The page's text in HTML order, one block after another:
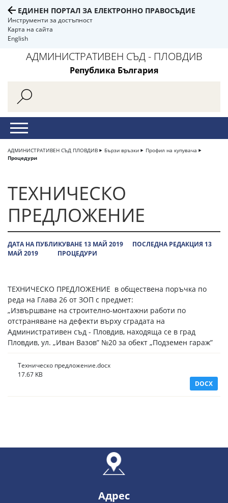
ЕДИНЕН ПОРТАЛ ЗА ЕЛЕКТРОННО ПРАВОСЪДИЕ
Инструменти за достъпност
Карта на сайта
English
АДМИНИСТРАТИВЕН СЪД - ПЛОВДИВ
Република България
АДМИНИСТРАТИВЕН СЪД ПЛОВДИВ Бързи връзки
Профил на купувача
Процедури
ТЕХНИЧЕСКО
ПРЕДЛОЖЕНИЕ
ДАТА НА ПУБЛИКУВАНЕ 13 МАЙ 2019
ПОСЛЕДНА РЕДАКЦИЯ 13
МАЙ 2019
ПРОЦЕДУРИ
ТЕХНИЧЕСКО ПРЕДЛОЖЕНИЕ в обществена поръчка по
реда на Глава 26 от ЗОП с предмет:
„Извършване на строително-монтажни работи по
отстраняване на дефекти върху сградата на
Административен съд - Пловдив, находяща се в град
Пловдив, ул. „Иван Вазов” №20 за обект „Подземен гараж”
Техническо предложение.docx
17.67 KB
DOCX
Адрес